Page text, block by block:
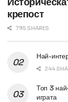
крепост
795 SHARES
Най-
244
Топ 3
играта